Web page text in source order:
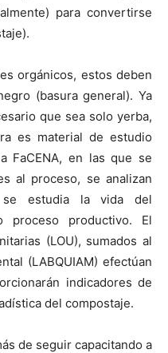
para convertirse
orgánicos, estos deben
(basura general). Ya
que sea solo yerba,
es material de estudio
FaCENA, en las que se
al proceso, se analizan
se estudia la vida del
proceso productivo. El
(LOU), sumados al
(LABQUIAM) efectúan
indicadores de
del compostaje.
de seguir capacitando a